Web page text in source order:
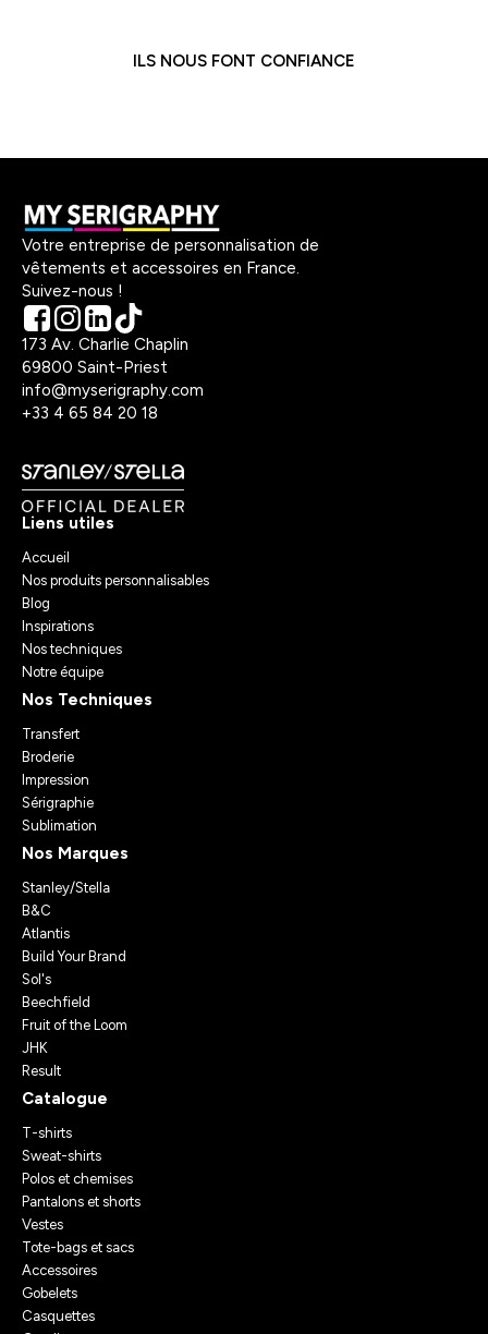
ILS NOUS FONT CONFIANCE
Votre entreprise de personnalisation de
vêtements et accessoires en France.
Suivez-nous !
173 Av. Charlie Chaplin
69800 Saint-Priest
info@myserigraphy.com
+33 4 65 84 20 18
Liens utiles
Accueil
Nos produits personnalisables
Blog
Inspirations
Nos techniques
Notre équipe
Nos Techniques
Transfert
Broderie
Impression
Sérigraphie
Sublimation
Nos Marques
Stanley/Stella
B&C
Atlantis
Build Your Brand
Sol's
Beechfield
Fruit of the Loom
JHK
Result
Catalogue
T-shirts
Sweat-shirts
Polos et chemises
Pantalons et shorts
Vestes
Tote-bags et sacs
Accessoires
Gobelets
Casquettes